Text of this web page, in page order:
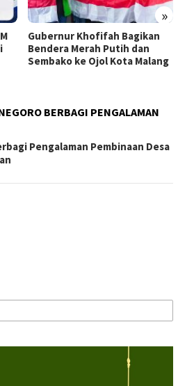
»
Gubernur Khofifah Bagikan
Bendera Merah Putih dan
Sembako ke Ojol Kota Malang
BERBAGI PENGALAMAN
Pengalaman Pembinaan Desa